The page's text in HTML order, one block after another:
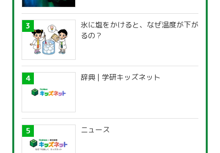
氷に塩をかけると、なぜ温度が下が
るの？
辞典 | 学研キッズネット
ニュース